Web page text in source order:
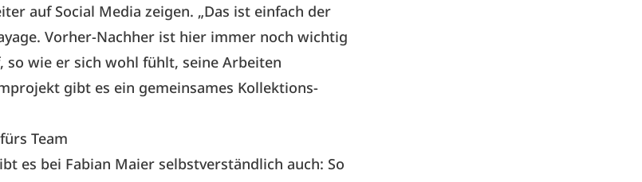
auf Social Media zeigen. „Das ist einfach der
Vorher-Nachher ist hier immer noch wichtig
so wie er sich wohl fühlt, seine Arbeiten
gibt es ein gemeinsames Kollektions-
Team
es bei Fabian Maier selbstverständlich auch: So